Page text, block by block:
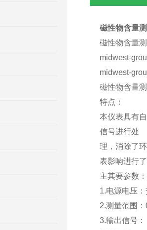
磁性物含量
磁性物含量
midwest-
midwest-
磁性物含量
特点：
本仪表具有
信号进行处
理，消除了
表影响进行
主其要参数：
1.电源电压
2.测量范围
3.输出信号：